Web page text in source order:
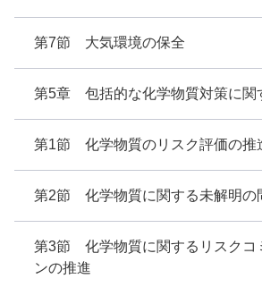
第7節 大気環境の保全
第5章 包括的な化学物質対策に関
第1節 化学物質のリスク評価の推
第2節 化学物質に関する未解明の
第3節 化学物質に関するリスクコ
ンの推進